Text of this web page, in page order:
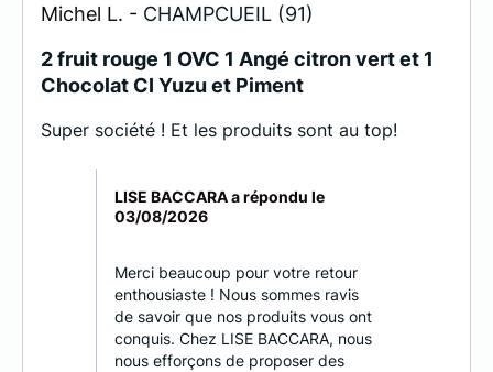
Michel L. - CHAMPCUEIL (91)
2 fruit rouge 1 OVC 1 Angé citron vert et 1
Chocolat CI Yuzu et Piment
Super société ! Et les produits sont au top!
LISE BACCARA a répondu le
03/08/2026
Merci beaucoup pour votre retour
enthousiaste ! Nous sommes ravis
de savoir que nos produits vous ont
conquis. Chez LISE BACCARA, nous
nous efforçons de proposer des